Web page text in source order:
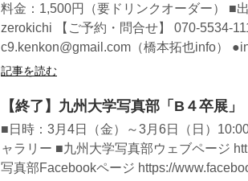
料金：1,500円（要ドリンクオーダー） ■
zerokichi 【ご予約・問合せ】 070-5534-
c9.kenkon@gmail.com（橋本拓也info）
記事を読む
【終了】九州大学写真部「B４卒展」
■日時：3月4日（金）～3月6日（日）
ャラリー ■九州大学写真部ウェブページ
写真部Facebookページ https://